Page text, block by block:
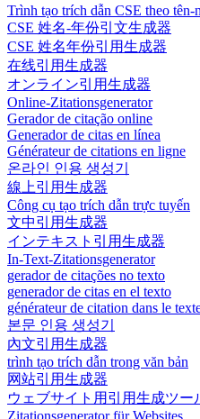
Trình tạo trích dẫn CSE theo tên-
CSE 姓名-年份引文生成器
CSE 姓名年份引用生成器
在线引用生成器
オンライン引用生成器
Online-Zitationsgenerator
Gerador de citação online
Generador de citas en línea
Générateur de citations en ligne
온라인 인용 생성기
線上引用生成器
Công cụ tạo trích dẫn trực tuyến
文中引用生成器
インテキスト引用生成器
In-Text-Zitationsgenerator
gerador de citações no texto
generador de citas en el texto
générateur de citation dans le
본문 인용 생성기
內文引用生成器
trình tạo trích dẫn trong văn bản
网站引用生成器
ウェブサイト用引用生成ツー
Zitationsgenerator für Websites